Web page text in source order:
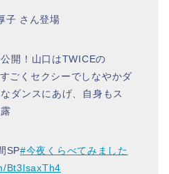
子 さん登場
開！山口はTWICEの
ごくセクシーでしなやかダ
ダンスにあげ、自身もス
SP#今夜くらべてみました
Bt3lsaxTh4